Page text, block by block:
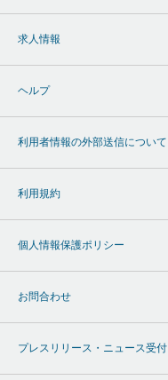
求人情報
ヘルプ
利用者情報の外部送信について
利用規約
個人情報保護ポリシー
お問合わせ
プレスリリース・ニュース受付